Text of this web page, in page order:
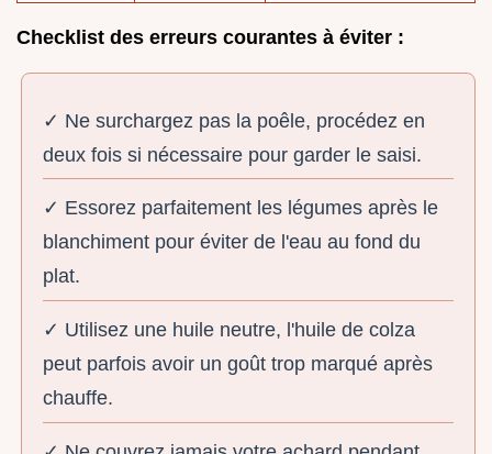
Checklist des erreurs courantes à éviter :
✓ Ne surchargez pas la poêle, procédez en
deux fois si nécessaire pour garder le saisi.
✓ Essorez parfaitement les légumes après le
blanchiment pour éviter de l'eau au fond du
plat.
✓ Utilisez une huile neutre, l'huile de colza
peut parfois avoir un goût trop marqué après
chauffe.